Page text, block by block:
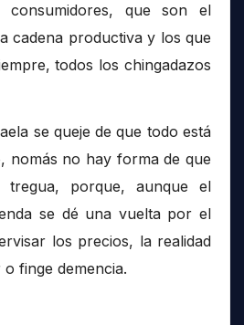
que son el
cadena productiva y los que
todos los chingadazos
se queje de que todo está
nomás no hay forma de que
porque, aunque el
se dé una vuelta por el
los precios, la realidad
finge demencia.